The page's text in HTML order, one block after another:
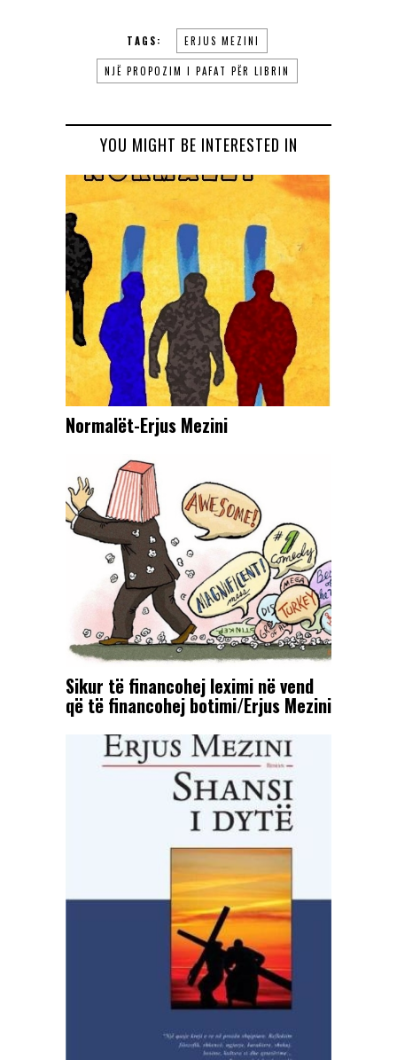
TAGS: ERJUS MEZINI
NJË PROPOZIM I PAFAT PËR LIBRIN
YOU MIGHT BE INTERESTED IN
Normalët-Erjus Mezini
Sikur të financohej leximi në vend
që të financohej botimi/Erjus Mezini